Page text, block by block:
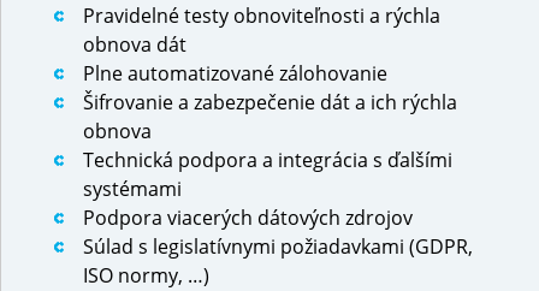
Pravidelné testy obnoviteľnosti a rýchla
obnova dát
Plne automatizované zálohovanie
Šifrovanie a zabezpečenie dát a ich rýchla
obnova
Technická podpora a integrácia s ďalšími
systémami
Podpora viacerých dátových zdrojov
Súlad s legislatívnymi požiadavkami (GDPR,
ISO normy, …)